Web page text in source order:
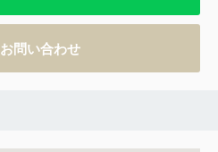
お問い合わせ